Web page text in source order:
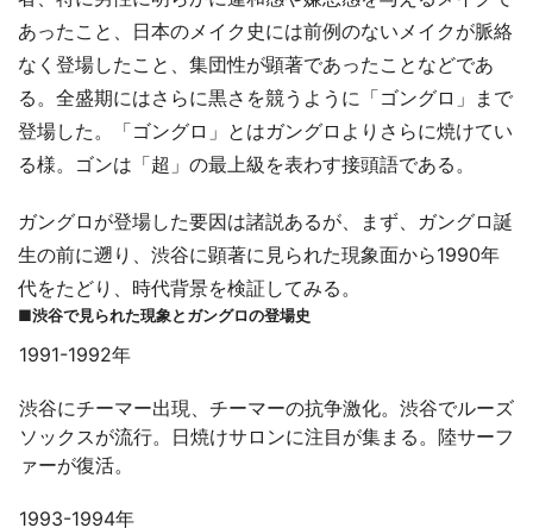
あったこと、日本のメイク史には前例のないメイクが脈絡
なく登場したこと、集団性が顕著であったことなどであ
る。全盛期にはさらに黒さを競うように「ゴングロ」まで
登場した。「ゴングロ」とはガングロよりさらに焼けてい
る様。ゴンは「超」の最上級を表わす接頭語である。
ガングロが登場した要因は諸説あるが、まず、ガングロ誕
生の前に遡り、渋谷に顕著に見られた現象面から1990年
代をたどり、時代背景を検証してみる。
■渋谷で見られた現象とガングロの登場史
1991-1992年
渋谷にチーマー出現、チーマーの抗争激化。渋谷でルーズ
ソックスが流行。日焼けサロンに注目が集まる。陸サーフ
ァーが復活。
1993-1994年